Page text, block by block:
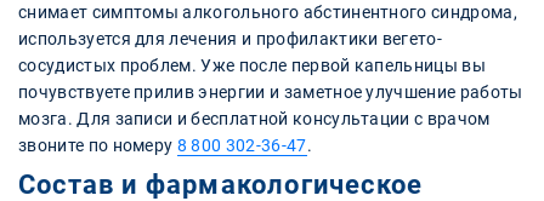
снимает симптомы алкогольного абстинентного синдрома,
используется для лечения и профилактики вегето-
сосудистых проблем. Уже после первой капельницы вы
почувствуете прилив энергии и заметное улучшение работы
мозга. Для записи и бесплатной консультации с врачом
звоните по номеру 8 800 302-36-47.
Состав и фармакологическое